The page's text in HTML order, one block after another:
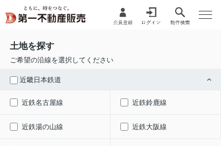
土地を探す
ご希望の沿線を選択してください
近畿日本鉄道
近鉄名古屋線 近鉄鈴鹿線
近鉄湯の山線 近鉄大阪線